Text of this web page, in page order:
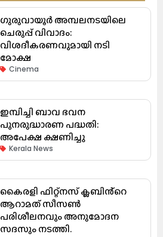
ഗുരുവായൂർ അമ്പലനടയിലെ
ചെരുപ്പ് വിവാദം:
വിശദീകരണവുമായി നടി
മോക്ഷ
Cinema
ഇമ്പിച്ചി ബാവ ഭവന
പുനരുദ്ധാരണ പദ്ധതി:
അപേക്ഷ ക്ഷണിച്ചു
Kerala News
കൈരളി ഫിറ്റ്നസ് ക്ലബിൻ്റെ
ആറാമത് സീസൺ
പരിശീലനവും അനുമോദന
സദസും നടത്തി.